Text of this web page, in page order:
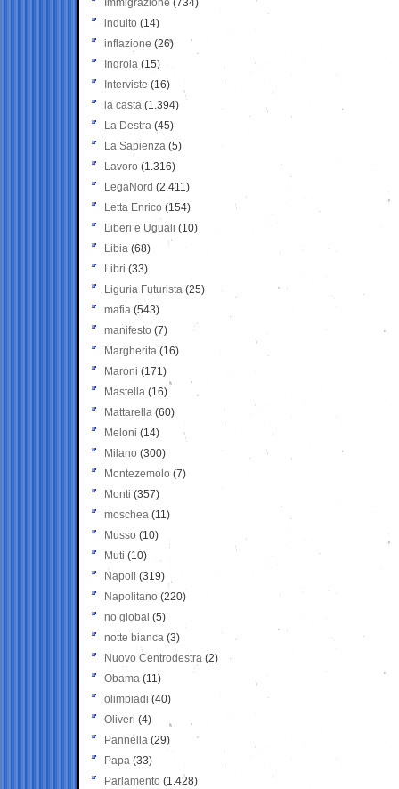
Immigrazione (734)
indulto (14)
inflazione (26)
Ingroia (15)
Interviste (16)
la casta (1.394)
La Destra (45)
La Sapienza (5)
Lavoro (1.316)
LegaNord (2.411)
Letta Enrico (154)
Liberi e Uguali (10)
Libia (68)
Libri (33)
Liguria Futurista (25)
mafia (543)
manifesto (7)
Margherita (16)
Maroni (171)
Mastella (16)
Mattarella (60)
Meloni (14)
Milano (300)
Montezemolo (7)
Monti (357)
moschea (11)
Musso (10)
Muti (10)
Napoli (319)
Napolitano (220)
no global (5)
notte bianca (3)
Nuovo Centrodestra (2)
Obama (11)
olimpiadi (40)
Oliveri (4)
Pannella (29)
Papa (33)
Parlamento (1.428)